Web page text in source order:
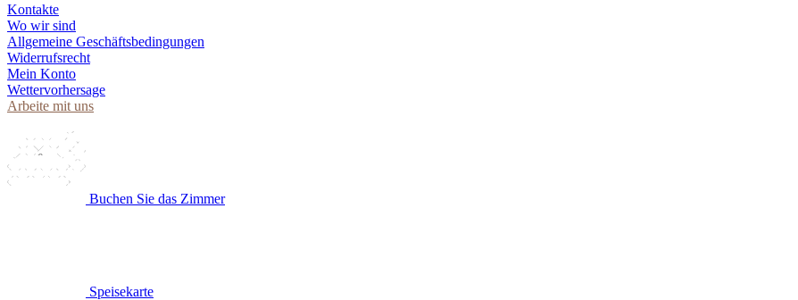
Kontakte
Wo wir sind
Allgemeine Geschäftsbedingungen
Widerrufsrecht
Mein Konto
Wettervorhersage
Arbeite mit uns
Buchen Sie das Zimmer
Speisekarte